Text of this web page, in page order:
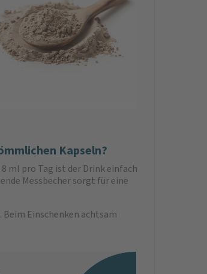
Kapseln?
ml pro Tag ist der Drink einfach
Messbecher sorgt für eine
Einschenken achtsam